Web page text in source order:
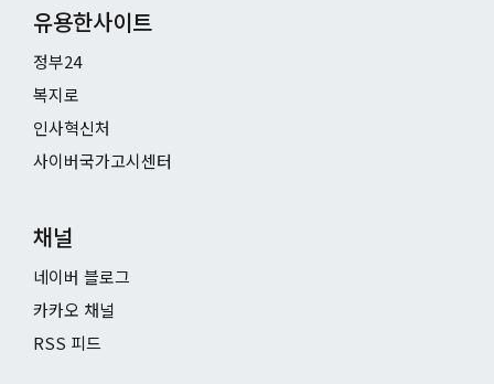
유용한사이트
정부24
복지로
인사혁신처
사이버국가고시센터
채널
네이버 블로그
카카오 채널
RSS 피드